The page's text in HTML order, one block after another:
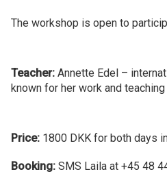
The workshop is open to
Teacher: Annette Edel –
known for her work and
Price: 1800 DKK for both days
Booking: SMS Laila at +45 48